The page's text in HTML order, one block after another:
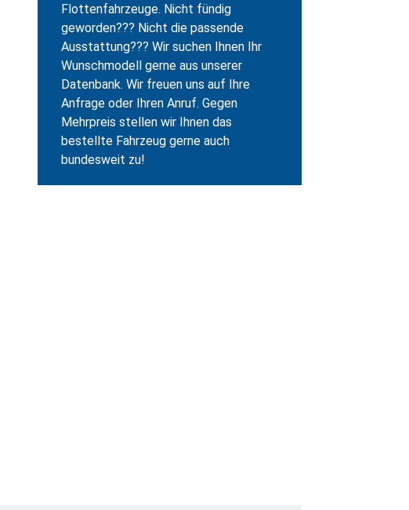
Flottenfahrzeuge. Nicht fündig
geworden??? Nicht die passende
Ausstattung??? Wir suchen Ihnen Ihr
Wunschmodell gerne aus unserer
Datenbank. Wir freuen uns auf Ihre
Anfrage oder Ihren Anruf. Gegen
Mehrpreis stellen wir Ihnen das
bestellte Fahrzeug gerne auch
bundesweit zu!